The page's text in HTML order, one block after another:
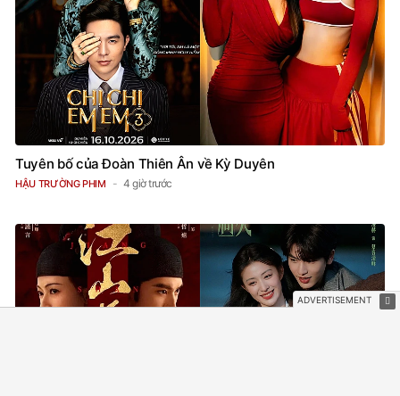
Tuyên bố của Đoàn Thiên Ân về Kỳ Duyên
HẬU TRƯỜNG PHIM 4 giờ trước